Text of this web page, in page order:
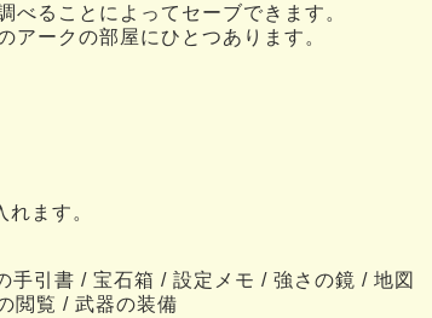
べることによってセーブできます。
アークの部屋にひとつあります。
ます。
手引書 / 宝石箱 / 設定メモ / 強さの鏡 / 地図
閲覧 / 武器の装備